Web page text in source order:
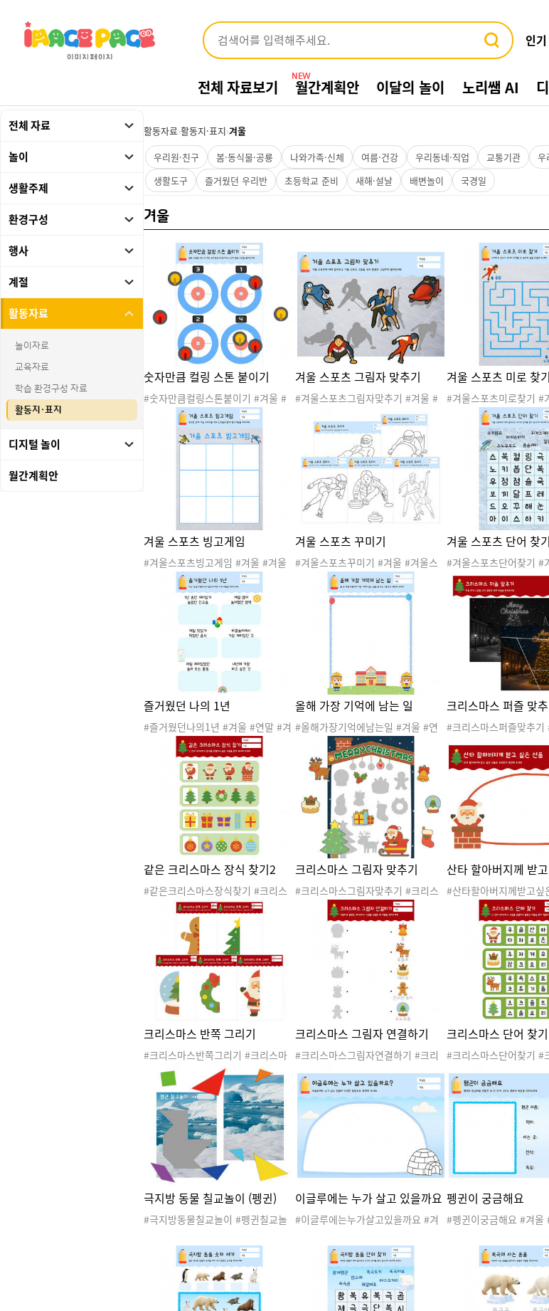
인
전체 자료보기 NEW
월간계획안 이달의 놀이 노리쌤 AI
전체 자료
놀이
생활주제
환경구성
행사
계절
활동자료
놀이자료
교육자료
학습 환경구성 자료
활동지·표지
디지털 놀이
월간계획안
활동자료›활동지·표지›겨울
우리원·친구
봄·동식물·공룡 나와가족·신체 여름·건강 우리동네·직업 교통기관 우
생활도구
즐거웠던 우리반 초등학교 준비 새해·설날 배변놀이 국경일
겨울
숫자만큼 컬링 스톤 붙이기
#숫자만큼컬링스톤붙이기 #겨울 #
겨울스포츠 #겨울놀이 #스포츠 #동
계올림픽 #겨울도안 #겨울자료 #겨
울활동지 #컬링 #컬링스톤 #수활동
겨울 스포츠 그림자 맞추기
#겨울스포츠그림자맞추기 #겨울 #
겨울스포츠 #겨울놀이 #스포츠 #동
계올림픽 #겨울도안 #겨울자료 #겨
울활동지 #그림자맞추기 #오리고붙
이기 # #쇼트트랙 #컬링 #아이스하
키 #루지 #피겨 #스피드스케이팅 #
봅슬레이 #겨울스포츠활동지
겨울 스포츠 미로 찾기
#겨울스포츠미로찾기 #
스포츠 #겨울놀이 #스포
림픽 #겨울도안 #겨울자
동지 #미로찾기 #미로
겨울 스포츠 빙고게임
#겨울스포츠빙고게임 #겨울 #겨울
스포츠 #겨울놀이 #스포츠 #동계올
림픽 #겨울도안 #겨울자료 #겨울활
동지 #빙고 #빙고게임 #겨울빙고게
임 #겨울스포츠활동지
겨울 스포츠 꾸미기
#겨울스포츠꾸미기 #겨울 #겨울스
포츠 #겨울놀이 #스포츠 #동계올림
픽 #겨울도안 #겨울자료 #겨울활동
지 #미술활동 #루지 #봅슬레이 #스
피드스케이팅 #컬링 #피겨 #겨울스
포츠활동지
겨울 스포츠 단어 찾기
#겨울스포츠단어찾기 #
스포츠 #겨울놀이 #스포
림픽 #겨울도안 #겨울자
동지 #언어활동 #스키점
보드 #아이스하키 #봅슬
스케이팅 #컬링 #겨울
즐거웠던 나의 1년
#즐거웠던나의1년 #겨울 #연말 #겨
울활동 #겨울도안 #겨울자료 #겨울
활동지 #연말활동 #연말활동지 #언
올해 가장 기억에 남는 일
#올해가장기억에남는일 #겨울 #연
말 #겨울활동 #겨울도안 #겨울자료
#겨울활동지 #연말활동 #연말활동
지 #표현활동
크리스마스 퍼즐 맞
#크리스마스퍼즐맞추기
할아버지 #루돌프 #크
#크리스마스도안 #크리
#크리스마스활동지 #퍼
수조작활동
같은 크리스마스 장식 찾기2
#같은크리스마스장식찾기 #크리스
마스 #겨울 #산타 #산타클로스 #산
타할아버지 #루돌프 #크리스마스트
리 #크리스마스도안 #크리스마스활
동 #크리스마스활동지 #같은그림찾
기 #비교활동
크리스마스 그림자 맞추기
#크리스마스그림자맞추기 #크리스
마스 #겨울 #산타 #산타클로스 #산
타할아버지 #루돌프 #크리스마스트
리 #크리스마스도안 #크리스마스활
동 #크리스마스활동지 #그림자맞추
기 #오리고붙이기
산타 할아버지께 받
#산타할아버지께받고싶
리스마스 #겨울 #산타 #
#산타할아버지 #루돌프
스트리 #크리스마스도안
스활동 #크리스마스활동
크리스마스 반쪽 그리기
#크리스마스반쪽그리기 #크리스마
스 #겨울 #산타 #산타클로스 #산타
할아버지 #루돌프 #크리스마스트리
#크리스마스도안 #크리스마스활동
#크리스마스활동지 #미술활동 #데
칼코마니 #반쪽그리기
크리스마스 그림자 연결하기
#크리스마스그림자연결하기 #크리
산타할아버지 #루돌프 #크리스마스
트리 #크리스마스도안 #크리스마스
활동 #크리스마스활동지 #연결하기
#그림자맞추기 #언어활동
크리스마스 단어 찾기
#크리스마스단어찾기 #
버지 #루돌프 #크리스
리스마스도안 #크리스마
리스마스활동지 #언어활
#클스
극지방 동물 칠교놀이 (펭귄)
#극지방동물칠교놀이 #펭귄칠교놀
지방동물 #겨울활동 #겨울놀이 #겨
울도안 #겨울활동지 #극지방활동지
#칠교놀이 #칠교판 #퍼즐놀이 #202
60304동물놀이 #20260304동물칠
이글루에는 누가 살고 있을까요
#이글루에는누가살고있을까요 #겨
물 #겨울활동 #겨울놀이 #겨울도안
#겨울활동지 #극지방활동지 #이글
루 #에스키모
펭귄이 궁금해요
#펭귄이궁금해요 #겨울
겨울놀이 #겨울도안 #겨
극지방활동지 #펭귄 #펭
#펭귄특징